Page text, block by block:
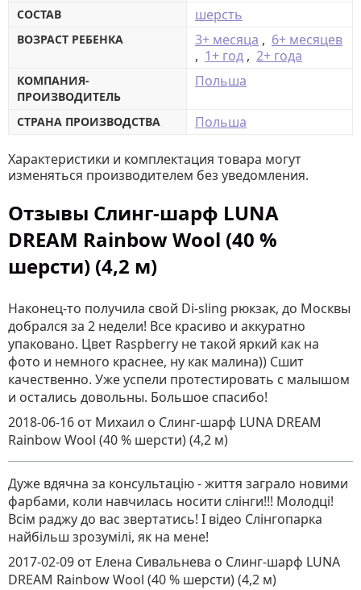
СОСТАВ шерсть
ВОЗРАСТ РЕБЕНКА 3+ месяца , 6+ месяцев
, 1+ год , 2+ года
КОМПАНИЯ-
ПРОИЗВОДИТЕЛЬ
Польша
СТРАНА ПРОИЗВОДСТВА Польша
Характеристики и комплектация товара могут
изменяться производителем без уведомления.
Отзывы Слинг-шарф LUNA
DREAM Rainbow Wool (40 %
шерсти) (4,2 м)
Наконец-то получила свой Di-sling рюкзак, до Москвы
добрался за 2 недели! Все красиво и аккуратно
упаковано. Цвет Raspberry не такой яркий как на
фото и немного краснее, ну как малина)) Сшит
качественно. Уже успели протестировать с малышом
и остались довольны. Большое спасибо!
2018-06-16 от Михаил о Слинг-шарф LUNA DREAM
Rainbow Wool (40 % шерсти) (4,2 м)
Дуже вдячна за консультацію - життя заграло новими
фарбами, коли навчилась носити слінги!!! Молодці!
Всім раджу до вас звертатись! І відео Слінгопарка
найбільш зрозумілі, як на мене!
2017-02-09 от Елена Сивальнева о Слинг-шарф LUNA
DREAM Rainbow Wool (40 % шерсти) (4,2 м)